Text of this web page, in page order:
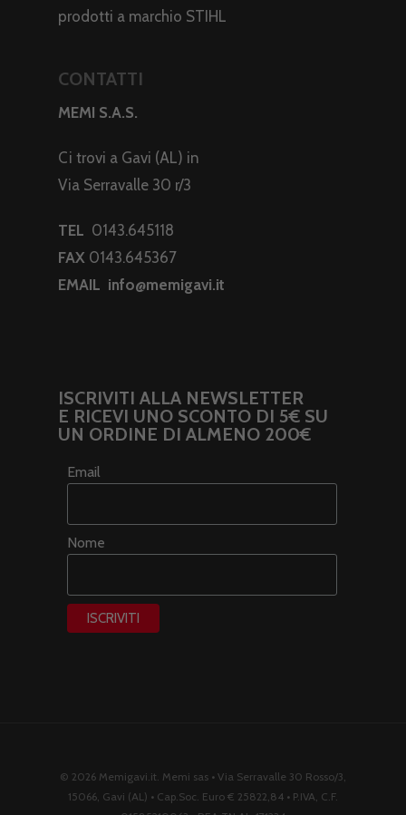
prodotti a marchio STIHL
CONTATTI
MEMI S.A.S.
Ci trovi a Gavi (AL) in
Via Serravalle 30 r/3
TEL 0143.645118
FAX 0143.645367
EMAIL info@memigavi.it
ISCRIVITI ALLA NEWSLETTER
E RICEVI UNO SCONTO DI 5€ SU
UN ORDINE DI ALMENO 200€
Email
Nome
© 2026 Memigavi.it. Memi sas • Via Serravalle 30 Rosso/3,
15066, Gavi (AL) • Cap.Soc. Euro € 25822,84 • P.IVA, C.F.